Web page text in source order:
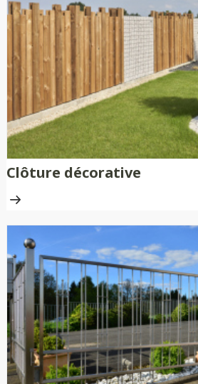
Clôture décorative